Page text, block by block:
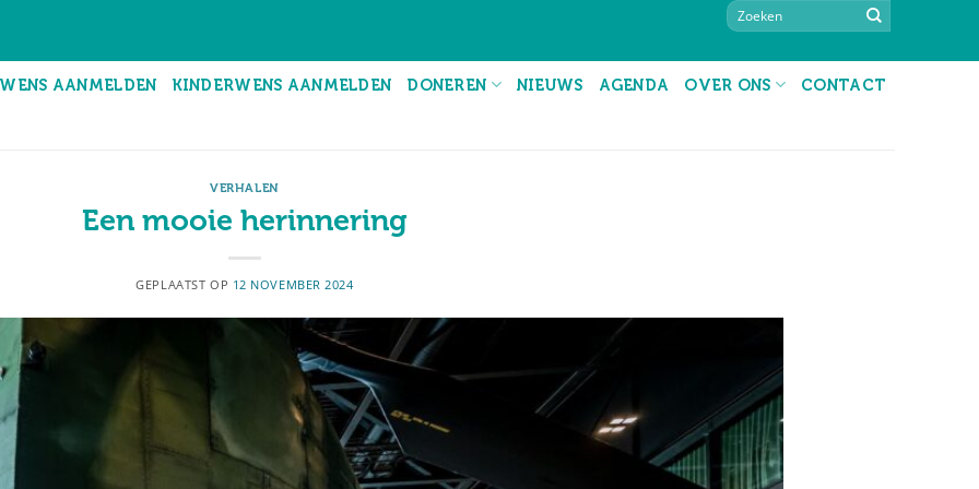
WENS AANMELDEN KINDERWENS AANMELDEN DONEREN NIEUWS AGENDA OVER ONS CONTACT
VERHALEN
Een mooie herinnering
GEPLAATST OP 12 NOVEMBER 2024